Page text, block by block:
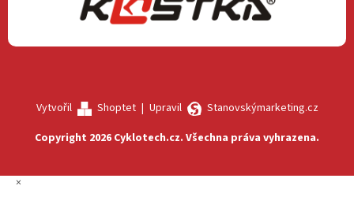
Vytvořil Shoptet| Upravil
Stanovskýmarketing.cz
Copyright 2026 Cyklotech.cz. Všechna práva vyhrazena.
×